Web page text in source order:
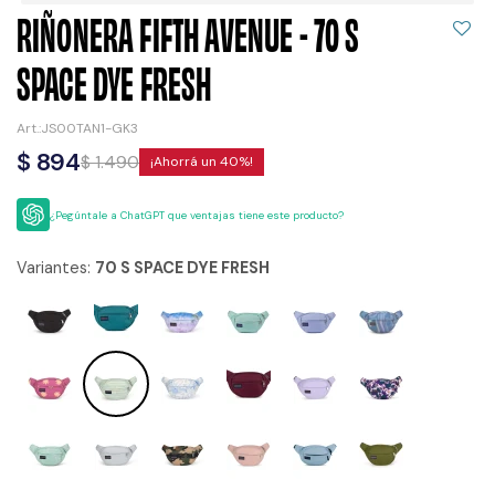
RIÑONERA FIFTH AVENUE - 70 S
SPACE DYE FRESH
JS00TAN1-GK3
$ 894$1.490 40
¿Pegúntale a ChatGPT que ventajas tiene este producto?
Variantes: 70 S SPACE DYE FRESH